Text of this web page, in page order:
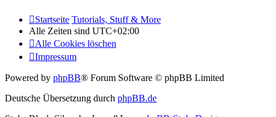
Startseite Tutorials, Stuff & More
Alle Zeiten sind UTC+02:00
Alle Cookies löschen
Impressum
Powered by phpBB® Forum Software © phpBB Limited
Deutsche Übersetzung durch phpBB.de